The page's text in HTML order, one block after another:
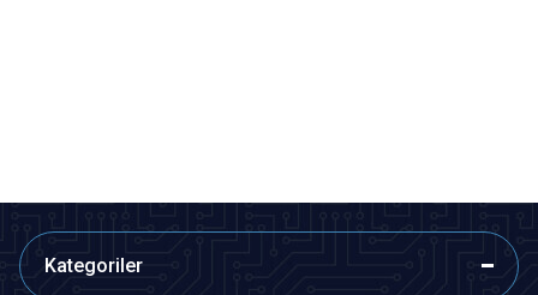
Kategoriler